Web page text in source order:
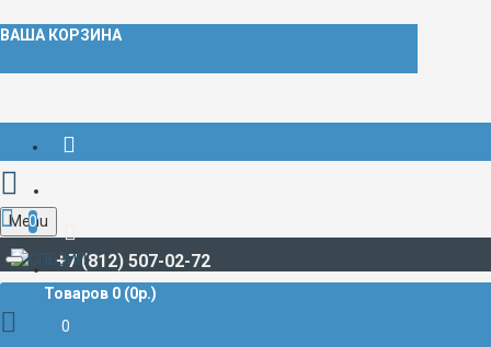
ВАША КОРЗИНА
+7 (812) 507-02-72
Menu
0
Товаров 0 (0р.)
0
РАДИОДЕТАЛИ И РАДИОЭЛЕКТРОННЫЕ КОМПОНЕНТЫ